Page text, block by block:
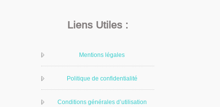
Liens Utiles :
Mentions légales
Politique de confidentialité
Conditions générales d’utilisation